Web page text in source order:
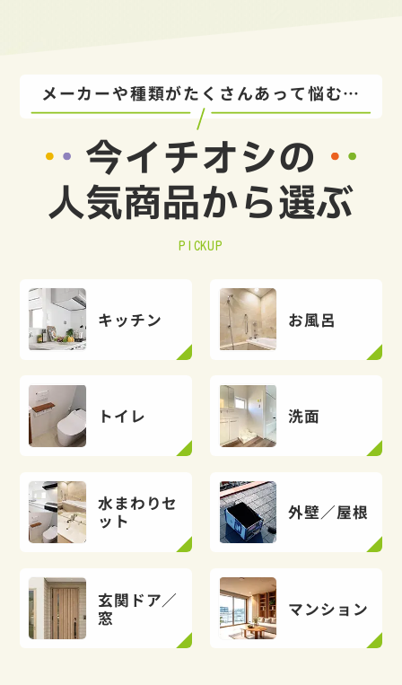
メーカーや種類がたくさんあって悩む…
今イチオシの
人気商品から選ぶ
PICKUP
キッチン お風呂
トイレ 洗面
水まわりセ
ット
外壁／屋根
玄関ドア／
窓
マンション